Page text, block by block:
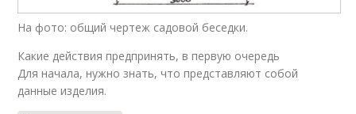
На фото: общий чертеж садовой беседки.
Какие действия предпринять, в первую очередь
Для начала, нужно знать, что представляют собой
данные изделия.